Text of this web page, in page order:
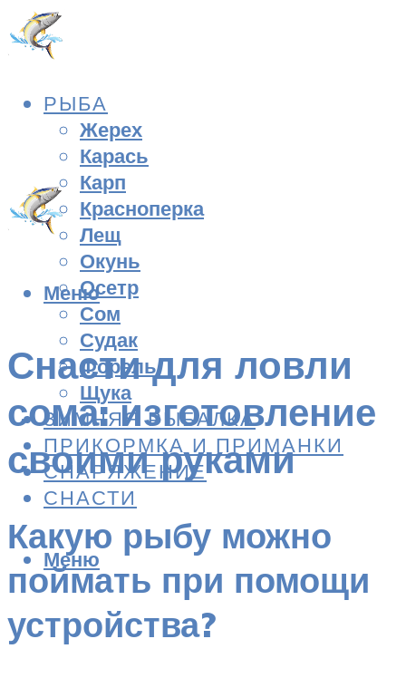
РЫБА
Жерех
Карась
Карп
Красноперка
Лещ
Окунь
Осетр
Сом
Судак
Форель
Щука
ЗИМНЯЯ РЫБАЛКА
ПРИКОРМКА И ПРИМАНКИ
СНАРЯЖЕНИЕ
СНАСТИ
Меню
Меню
Снасти для ловли
сома: изготовление
своими руками
Какую рыбу можно
поймать при помощи
устройства?